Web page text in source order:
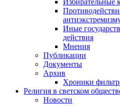
Избирательные
Иные
действия
Мнения
Публикации
Документы
Архив
Хроники
Религия в светском
Новости